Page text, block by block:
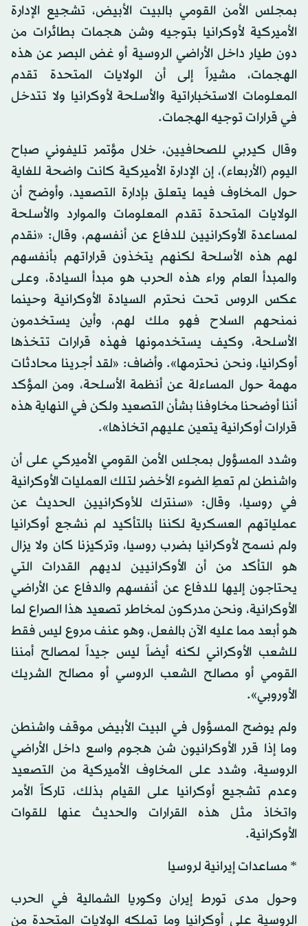
بمجلس الأمن القومي بالبيت الأبيض، تشجيع الإدارة
الأميركية لأوكرانيا بتوجيه وشن هجمات بطائرات من
دون طيار داخل الأراضي الروسية أو غض البصر عن هذه
الهجمات، مشيراً إلى أن الولايات المتحدة تقدم
المعلومات الاستخباراتية والأسلحة لأوكرانيا ولا تتدخل
في قرارات توجيه الهجمات.
وقال كيربي للصحافيين، خلال مؤتمر تليفوني صباح
اليوم (الأربعاء)، إن الإدارة الأميركية كانت واضحة للغاية
حول المخاوف فيما يتعلق بإدارة التصعيد، وأوضح أن
الولايات المتحدة تقدم المعلومات والموارد والأسلحة
لمساعدة الأوكرانيين للدفاع عن أنفسهم، وقال: «نقدم
لهم هذه الأسلحة لكنهم يتخذون قراراتهم بأنفسهم
والمبدأ العام وراء هذه الحرب هو مبدأ السيادة، وعلى
عكس الروس تحت نحترم السيادة الأوكرانية وحينما
نمنحهم السلاح فهو ملك لهم، وأين يستخدمون
الأسلحة، وكيف يستخدمونها فهذه قرارات تتخذها
أوكرانيا، ونحن نحترمها». وأضاف: «لقد أجرينا محادثات
مهمة حول المساءلة عن أنظمة الأسلحة، ومن المؤكد
أننا أوضحنا مخاوفنا بشأن التصعيد ولكن في النهاية هذه
قرارات أوكرانية يتعين عليهم اتخاذها».
وشدد المسؤول بمجلس الأمن القومي الأميركي على أن
واشنطن لم تعطِ الضوء الأخضر لتلك العمليات الأوكرانية
في روسيا، وقال: «سنترك للأوكرانيين الحديث عن
عملياتهم العسكرية لكننا بالتأكيد لم نشجع أوكرانيا
ولم نسمح لأوكرانيا بضرب روسيا، وتركيزنا كان ولا يزال
هو التأكد من أن الأوكرانيين لديهم القدرات التي
يحتاجون إليها للدفاع عن أنفسهم والدفاع عن الأراضي
الأوكرانية، ونحن مدركون لمخاطر تصعيد هذا الصراع لما
هو أبعد مما عليه الآن بالفعل، وهو عنف مروع ليس فقط
للشعب الأوكراني لكنه أيضاً ليس جيداً لمصالح أمننا
القومي أو مصالح الشعب الروسي أو مصالح الشريك
الأوروبي».
ولم يوضح المسؤول في البيت الأبيض موقف واشنطن
وما إذا قرر الأوكرانيون شن هجوم واسع داخل الأراضي
الروسية، وشدد على المخاوف الأميركية من التصعيد
وعدم تشجيع أوكرانيا على القيام بذلك، تاركاً الأمر
واتخاذ مثل هذه القرارات والحديث عنها للقوات
الأوكرانية.
* مساعدات إيرانية لروسيا
وحول مدى تورط إيران وكوريا الشمالية في الحرب
الروسية على أوكرانيا وما تملكه الولايات المتحدة من